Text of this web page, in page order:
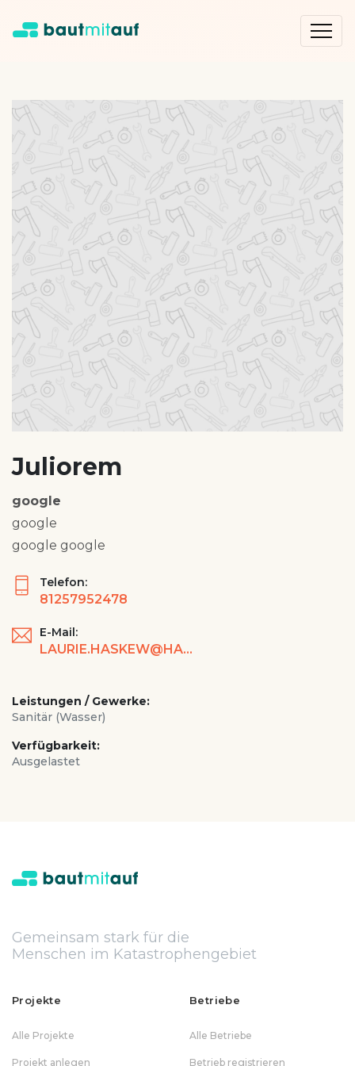
Juliorem
google
google
google google
Telefon:
81257952478
E-Mail:
LAURIE.HASKEW@HASKELL.COM
Leistungen / Gewerke:
Sanitär (Wasser)
Verfügbarkeit:
Ausgelastet
Gemeinsam stark für die
Menschen im Katastrophengebiet
Projekte
Alle Projekte
Projekt anlegen
Betriebe
Alle Betriebe
Betrieb registrieren